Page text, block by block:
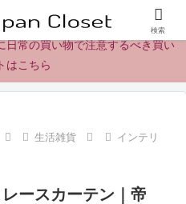
品レビューとニュース
日常の買い物で注意するべき買い
はこちら
生活雑貨
インテリ
ースカーテン｜帝
検索